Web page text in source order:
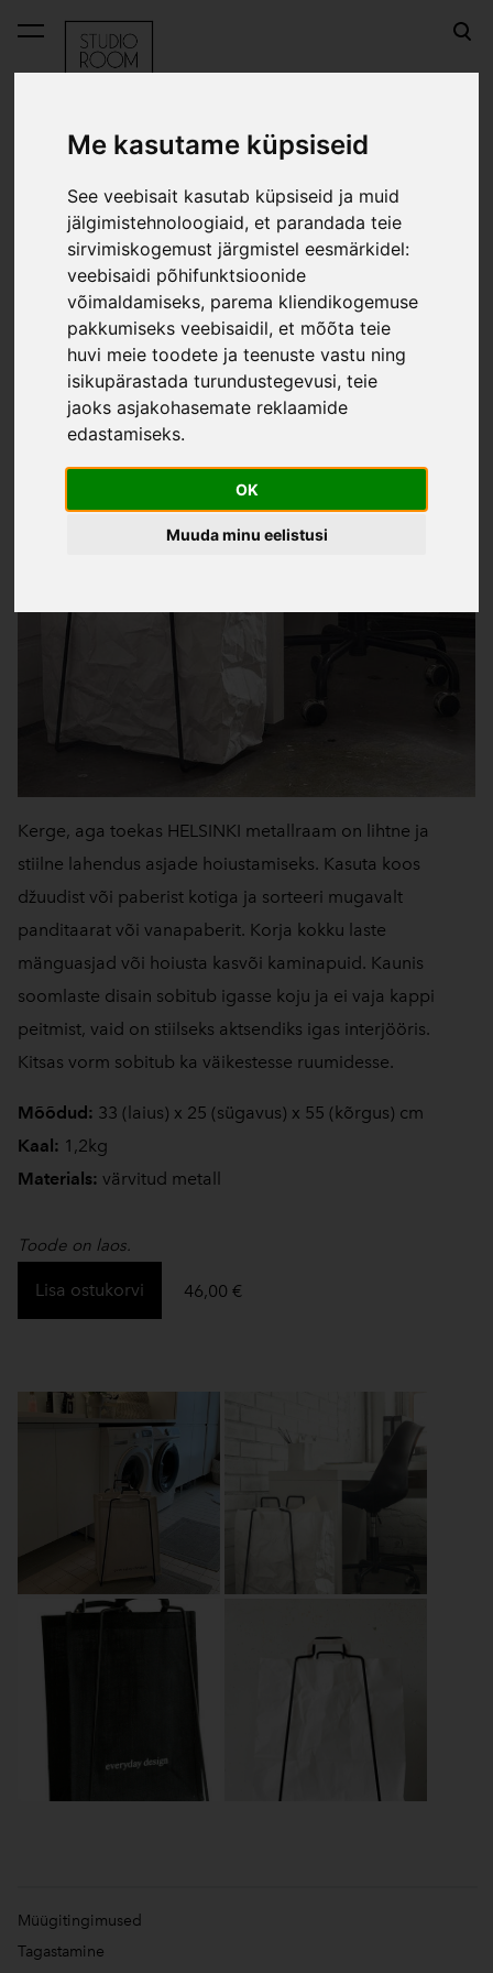
Me kasutame küpsiseid
See veebisait kasutab küpsiseid ja muid
jälgimistehnoloogiaid, et parandada teie
sirvimiskogemust järgmistel eesmärkidel:
veebisaidi põhifunktsioonide
võimaldamiseks, parema kliendikogemuse
pakkumiseks veebisaidil,et mõõta teie
huvi meie toodete ja teenuste vastu ning
isikupärastada turundustegevusi,teie
jaoks asjakohasemate reklaamide
edastamiseks.
OK
Muuda minu eelistusi
lisati ostukorvi.
Metallraam Helsinki - L, must
Metallraam Helsinki - L, must
Kerge, aga toekas HELSINKI metallraam on lihtne ja
stiilne lahendus asjade hoiustamiseks. Kasuta koos
džuudist või paberist kotiga ja sorteeri mugavalt
panditaarat või vanapaberit. Korja kokku laste
mänguasjad või hoiusta kasvõi kaminapuid. Kaunis
soomlaste disain sobitub igasse koju ja ei vaja kappi
peitmist, vaid on stiilseks aktsendiks igas interjööris.
Kitsas vorm sobitub ka väikestesse ruumidesse.
Mõõdud: 33 (laius) x 25 (sügavus) x 55 (kõrgus) cm
Kaal: 1,2kg
Materials: värvitud metall
Toode on laos.
Lisa ostukorvi 46,00 €
Müügitingimused
Tagastamine